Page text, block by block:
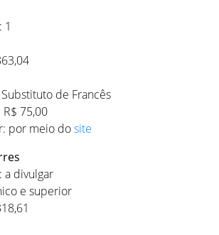
1
de Francês
75,00
por meio dosite
a divulgar
e superior